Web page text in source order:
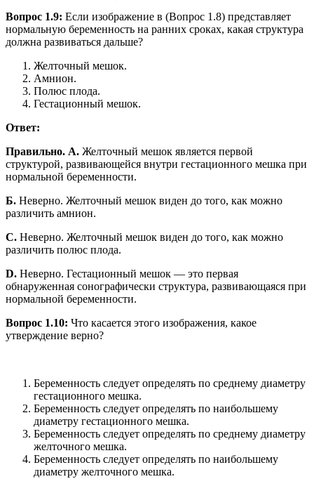
Вопрос 1.9: Если изображение в (Вопрос 1.8) представляет
нормальную беременность на ранних сроках, какая структура
должна развиваться дальше?
Желточный мешок.
Амнион.
Полюс плода.
Гестационный мешок.
Ответ:
Правильно. A. Желточный мешок является первой
структурой, развивающейся внутри гестационного мешка при
нормальной беременности.
Б. Неверно. Желточный мешок виден до того, как можно
различить амнион.
С. Неверно. Желточный мешок виден до того, как можно
различить полюс плода.
D. Неверно. Гестационный мешок — это первая
обнаруженная сонографически структура, развивающаяся при
нормальной беременности.
Вопрос 1.10: Что касается этого изображения, какое
утверждение верно?
Беременность следует определять по среднему диаметру
гестационного мешка.
Беременность следует определять по наибольшему
диаметру гестационного мешка.
Беременность следует определять по среднему диаметру
желточного мешка.
Беременность следует определять по наибольшему
диаметру желточного мешка.